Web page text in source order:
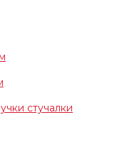
стучалки